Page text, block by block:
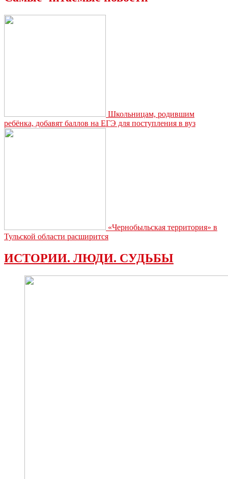
Школьницам, родившим
ребёнка, добавят баллов на ЕГЭ для поступления в вуз
«Чернобыльская территория» в
Тульской области расширится
ИСТОРИИ. ЛЮДИ. СУДЬБЫ